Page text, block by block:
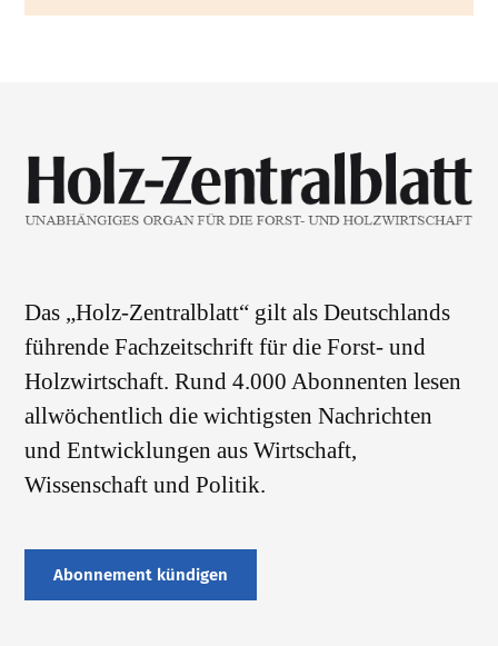
Das „Holz-Zentralblatt“ gilt als Deutschlands
führende Fachzeitschrift für die Forst- und
Holzwirtschaft. Rund 4.000 Abonnenten lesen
allwöchentlich die wichtigsten Nachrichten
und Entwicklungen aus Wirtschaft,
Wissenschaft und Politik.
Abonnement kündigen